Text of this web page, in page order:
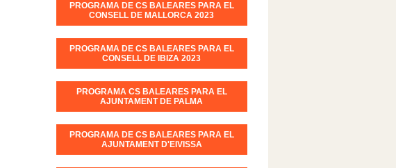
PROGRAMA DE CS BALEARES PARA EL
CONSELL DE MALLORCA 2023
PROGRAMA DE CS BALEARES PARA EL
CONSELL DE IBIZA 2023
PROGRAMA CS BALEARES PARA EL
AJUNTAMENT DE PALMA
PROGRAMA DE CS BALEARES PARA EL
AJUNTAMENT D'EIVISSA